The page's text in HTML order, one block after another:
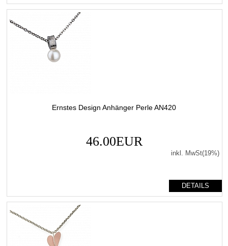
Ernstes Design Anhänger Perle AN420
46.00EUR
inkl. MwSt(19%)
DETAILS